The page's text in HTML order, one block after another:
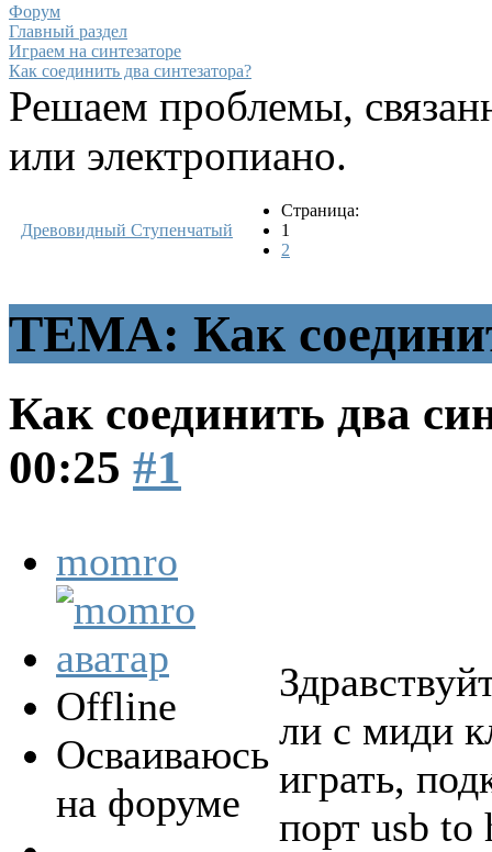
Форум
Главный раздел
Играем на синтезаторе
Как соединить два синтезатора?
Решаем проблемы,
или электропиано.
Древовидный Ступенчатый
Страница:
1
2
ТЕМА: Как
Как соединить два
00:25 #1
momro
Offline
Осваиваюсь
на форуме
ли с миди
играть,
порт usb to